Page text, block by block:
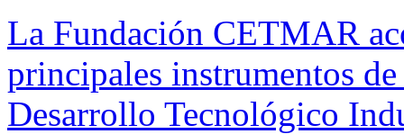
La Fundación CETMAR
principales instrumentos
Desarrollo Tecnológico